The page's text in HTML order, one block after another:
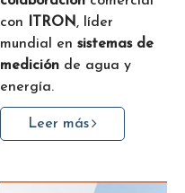
con ITRON, líder
mundial en sistemas de
medición de agua y
energía.
Leer más